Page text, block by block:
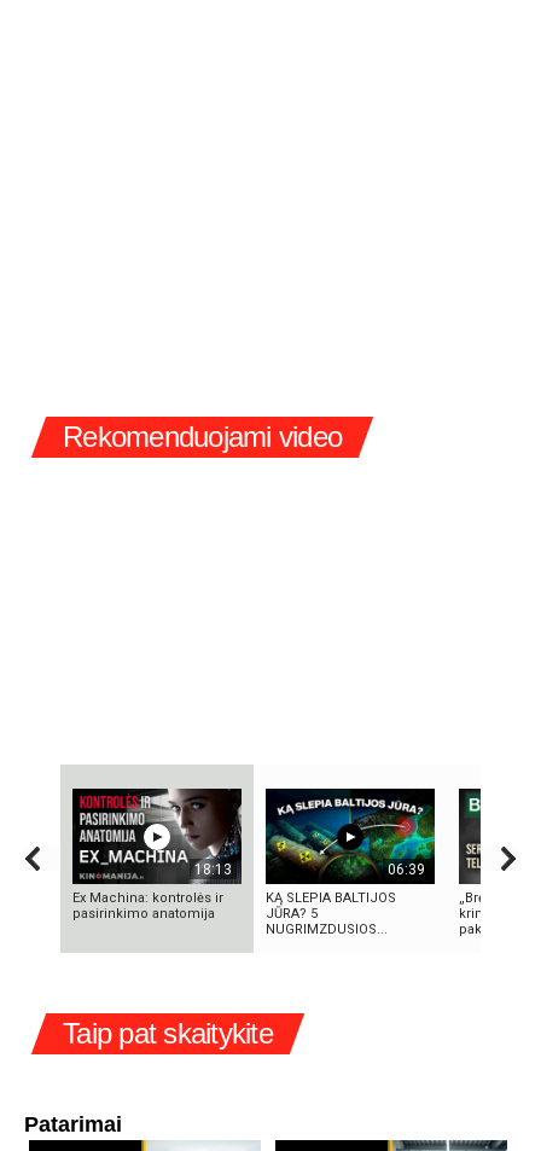
Rekomenduojami video
18:13
Ex Machina: kontrolės ir
pasirinkimo anatomija
06:39
KĄ SLEPIA BALTIJOS
JŪRA? 5
NUGRIMZDUSIOS...
„Bręstantis
kriminalinis
pakeitęs
Taip pat skaitykite
Patarimai